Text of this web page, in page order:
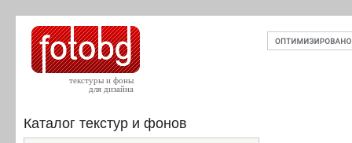
текстуры и фоны
для дизайна
Каталог текстур и фонов